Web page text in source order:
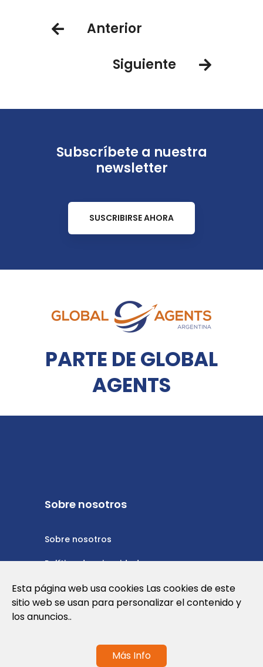
Anterior
Siguiente
Subscríbete a nuestra
newsletter
SUSCRIBIRSE AHORA
PARTE DE GLOBAL
AGENTS
Sobre nosotros
Sobre nosotros
Política de privacidad
Política de cookies
Nota Legal y Condiciones de Uso de la
Esta página web usa cookies Las cookies de este
sitio web se usan para personalizar el contenido y
los anuncios..
Más Info